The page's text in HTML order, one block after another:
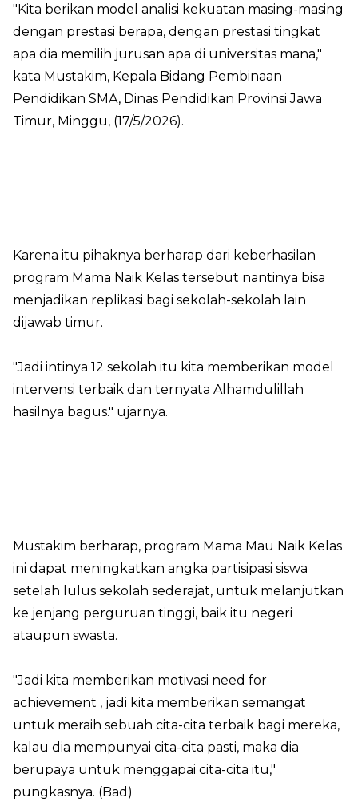
"Kita berikan model analisi kekuatan masing-masing
dengan prestasi berapa, dengan prestasi tingkat
apa dia memilih jurusan apa di universitas mana,"
kata Mustakim, Kepala Bidang Pembinaan
Pendidikan SMA, Dinas Pendidikan Provinsi Jawa
Timur, Minggu, (17/5/2026).
Karena itu pihaknya berharap dari keberhasilan
program Mama Naik Kelas tersebut nantinya bisa
menjadikan replikasi bagi sekolah-sekolah lain
dijawab timur.
"Jadi intinya 12 sekolah itu kita memberikan model
intervensi terbaik dan ternyata Alhamdulillah
hasilnya bagus." ujarnya.
Mustakim berharap, program Mama Mau Naik Kelas
ini dapat meningkatkan angka partisipasi siswa
setelah lulus sekolah sederajat, untuk melanjutkan
ke jenjang perguruan tinggi, baik itu negeri
ataupun swasta.
"Jadi kita memberikan motivasi need for
achievement , jadi kita memberikan semangat
untuk meraih sebuah cita-cita terbaik bagi mereka,
kalau dia mempunyai cita-cita pasti, maka dia
berupaya untuk menggapai cita-cita itu,"
pungkasnya. (Bad)